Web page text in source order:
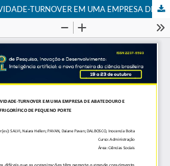
GESTÃO DA ROTATIVIDADE-TURNOVER EM UMA EMPRESA DE ABATEDOURO E FRIGORÍFICO DE PEQUENO PORTE